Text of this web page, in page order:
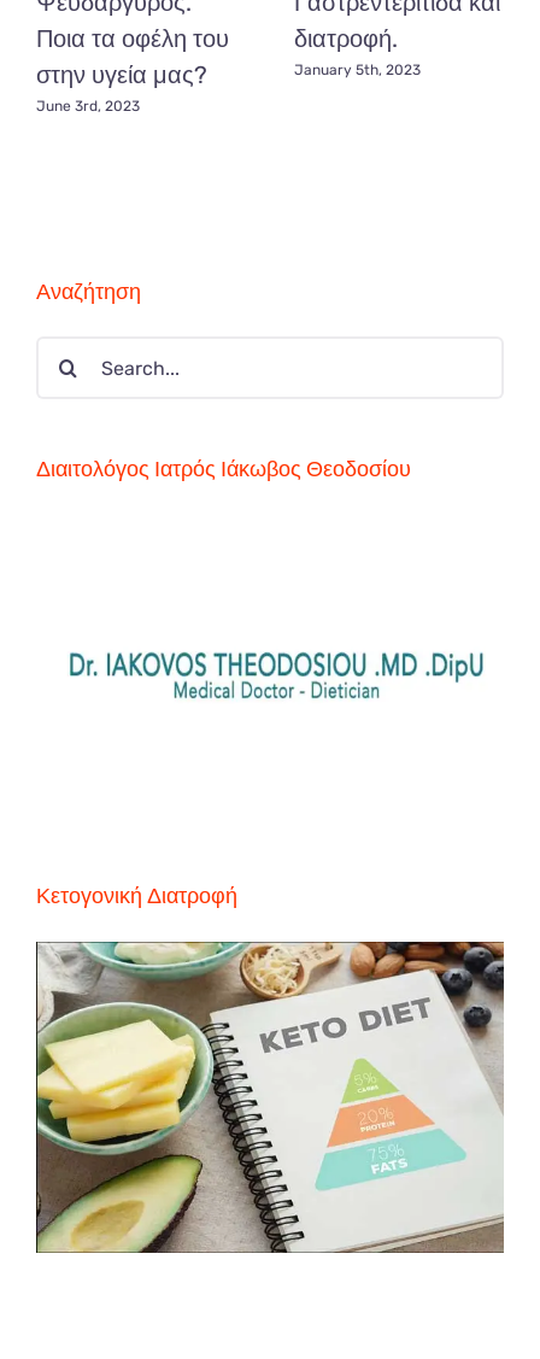
Ποια τα οφέλη του
στην υγεία μας?
June 3rd, 2023
διατροφή.
January 5th, 2023
Αναζήτηση
Search
Διαιτολόγος Ιατρός Ιάκωβος Θεοδοσίου
Κετογονική Διατροφή